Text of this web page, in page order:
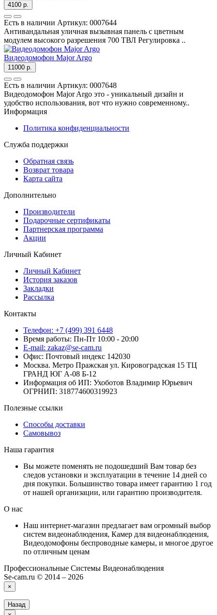
4100 р.
Есть в наличии Артикул: 0007644
Антивандальная уличная вызывная панель с цветным
модулем высокого разрешения 700 ТВЛ Регулировка ..
Видеодомофон Major Argo
11000 р.
Есть в наличии Артикул: 0007648
Видеодомофон Major Argo это - уникальный дизайн и
удобство использования, вот что нужно современному..
Информация
Политика конфиденциальности
Служба поддержки
Обратная связь
Возврат товара
Карта сайта
Дополнительно
Производители
Подарочные сертификаты
Партнерская программа
Акции
Личный Кабинет
Личный Кабинет
История заказов
Закладки
Рассылка
Контакты
Телефон: +7 (499) 391 6448
Время работы: Пн-Пт 10:00 - 20:00
E-mail: zakaz@se-cam.ru
Офис: Почтовый индекс 142030
Москва. Метро Пражская ул. Кировоградская 15 ТЦ
ГРАНД ЮГ А-08 Б-12
Информация об ИП: Ухоботов Владимир Юрьевич
ОГРНИП: 318774600319923
Полезные ссылки
Способы доставки
Самовывоз
Наша гарантия
Вы можете поменять не подошедший Вам товар без
следов установки и эксплуатации в течение 14 дней со
дня покупки. Большинство товара имеет гарантию 1 год
от нашей организации, или гарантию производителя.
О нас
Наш интернет-магазин предлагает вам огромный выбор
систем видеонаблюдения, Камер для видеонаблюдения,
Видеодомофоны беспроводные камеры, и многое другое
по отличным ценам
Профессиональные Системы Видеонаблюдения
Se-cam.ru © 2014 – 2026
×
Назад